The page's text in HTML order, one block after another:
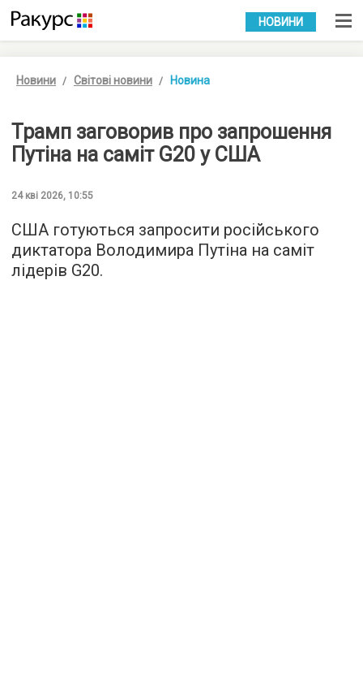
УКР РУС
НОВИНИ
Новини Світові новини Новина
Трамп заговорив про запрошення
Путіна на саміт G20 у США
24 кві 2026, 10:55
США готуються запросити російського
диктатора Володимира Путіна на саміт
лідерів G20.